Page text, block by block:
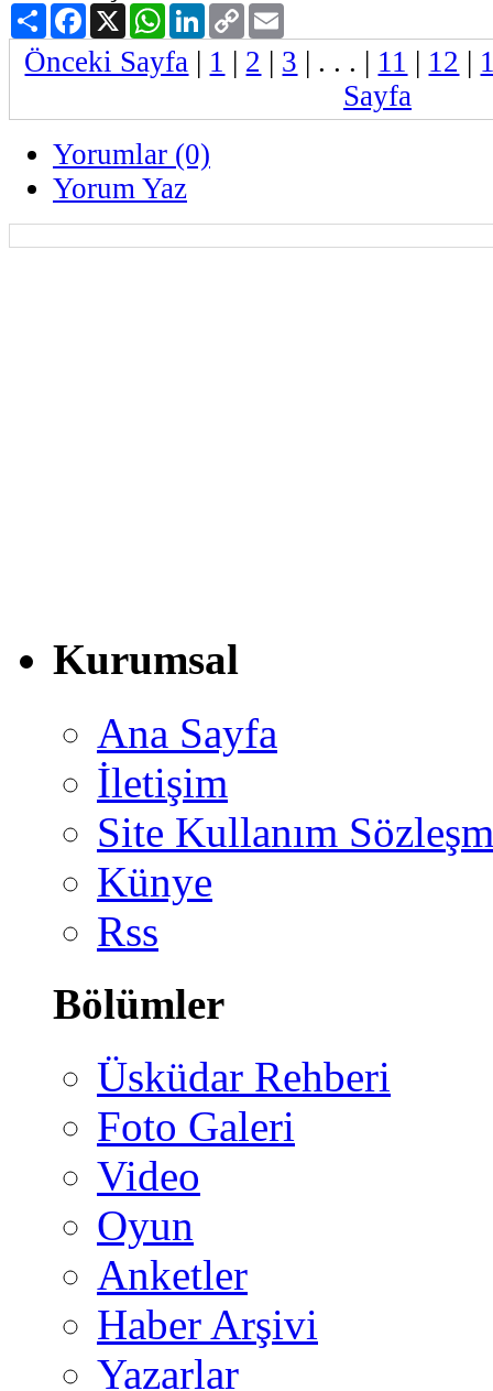
PaylaşFacebook
X WhatsAppLinkedIn
Copy
Link
Önceki Sayfa | 1 | 2 | 3 | . . . | 11 | 12 |
Sayfa
Yorumlar (0)
Yorum Yaz
Kurumsal
Ana Sayfa
İletişim
Site Kullanım
Künye
Rss
Bölümler
Üsküdar Rehberi
Foto Galeri
Video
Oyun
Anketler
Haber Arşivi
Yazarlar